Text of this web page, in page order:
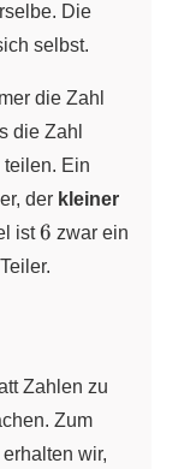
Die
selbst.
die Zahl
die Zahl
Ein
der kleiner
ist6
6 zwar ein
Zahlen zu
Zum
erhalten wir,